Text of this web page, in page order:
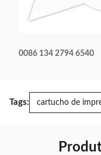
0086 134 2794 6540
Tags: cartucho de